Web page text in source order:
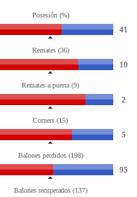
Posesión (%)
41
Remates (36)
10
Remates a puerta (9)
2
Corners (15)
5
Balones perdidos (198)
95
Balones recuperados (137)